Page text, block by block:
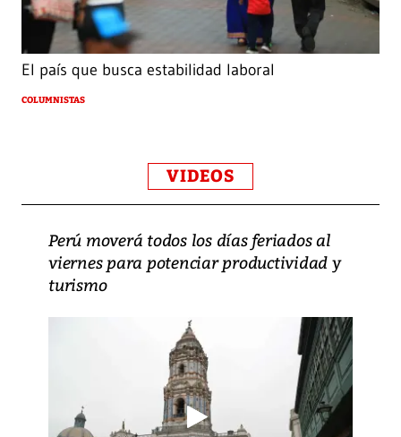
El país que busca estabilidad laboral
COLUMNISTAS
VIDEOS
Perú moverá todos los días feriados al
viernes para potenciar productividad y
turismo